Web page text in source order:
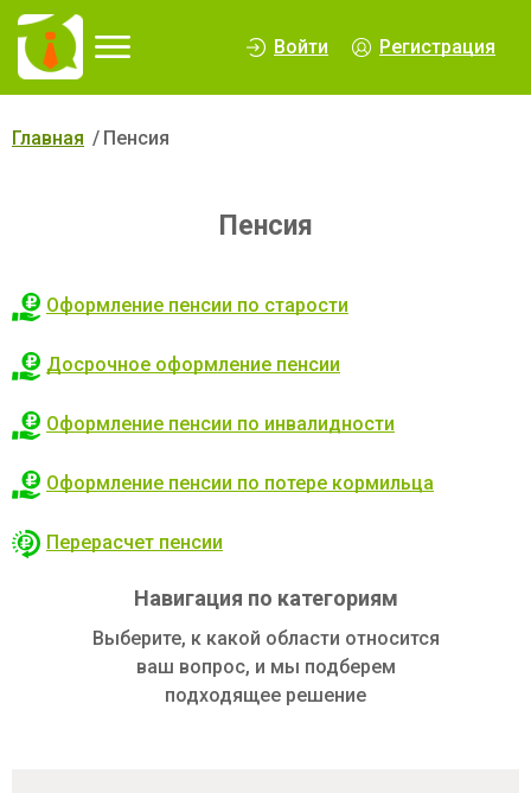
Войти Регистрация
Главная Пенсия
Пенсия
Оформление пенсии по старости
Досрочное оформление пенсии
Оформление пенсии по инвалидности
Оформление пенсии по потере кормильца
Перерасчет пенсии
Навигация по категориям
Выберите, к какой области относится
ваш вопрос, и мы подберем
подходящее решение